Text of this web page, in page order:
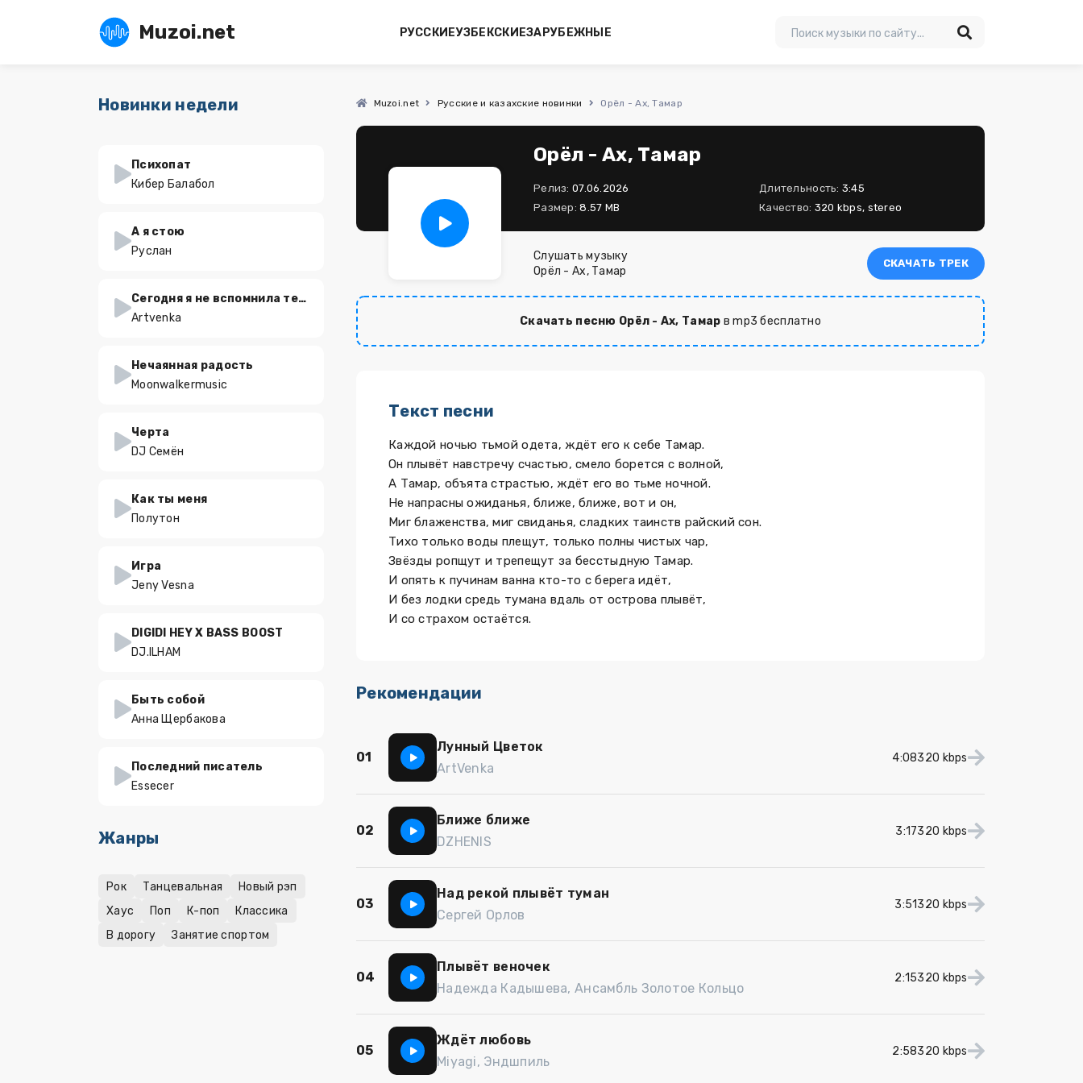
Muzoi.net РУССКИЕУЗБЕКСКИЕЗАРУБЕЖНЫЕ
Muzoi.net Русские и казахские новинки Орёл - Ах, Тамар
Орёл - Ах, Тамар
Релиз: 07.06.2026 Длительность: 3:45
Размер: 8.57 MB Качество: 320 kbps, stereo
Слушать музыку
Орёл - Ах, Тамар
СКАЧАТЬ ТРЕК
Скачать песню Орёл - Ах, Тамар в mp3 бесплатно
Текст песни
Каждой ночью тьмой одета, ждёт его к себе Тамар.
Он плывёт навстречу счастью, смело борется с волной,
А Тамар, объята страстью, ждёт его во тьме ночной.
Не напрасны ожиданья, ближе, ближе, вот и он,
Миг блаженства, миг свиданья, сладких таинств райский сон.
Тихо только воды плещут, только полны чистых чар,
Звёзды ропщут и трепещут за бесстыдную Тамар.
И опять к пучинам ванна кто-то с берега идёт,
И без лодки средь тумана вдаль от острова плывёт,
И со страхом остаётся.
Рекомендации
01
Лунный Цветок
ArtVenka
4:08320 kbps
02
Ближе ближе
DZHENIS
3:17320 kbps
03
Над рекой плывёт туман
Сергей Орлов
3:51320 kbps
04
Плывёт веночек
Надежда Кадышева, Ансамбль Золотое Кольцо
2:15320 kbps
05
Ждёт любовь
Miyagi, Эндшпиль
2:58320 kbps
Новинки недели
Психопат
Кибер Балабол
А я стою
Руслан
Сегодня я не вспомнила тебя
Artvenka
Нечаянная радость
Moonwalkermusic
Черта
DJ Семён
Как ты меня
Полутон
Игра
Jeny Vesna
DIGIDI HEY X BASS BOOST
DJ.ILHAM
Быть собой
Анна Щербакова
Последний писатель
Essecer
Жанры
Рок Танцевальная
Новый рэп
Хаус
Поп К-поп
Классика
В дорогу
Занятие спортом